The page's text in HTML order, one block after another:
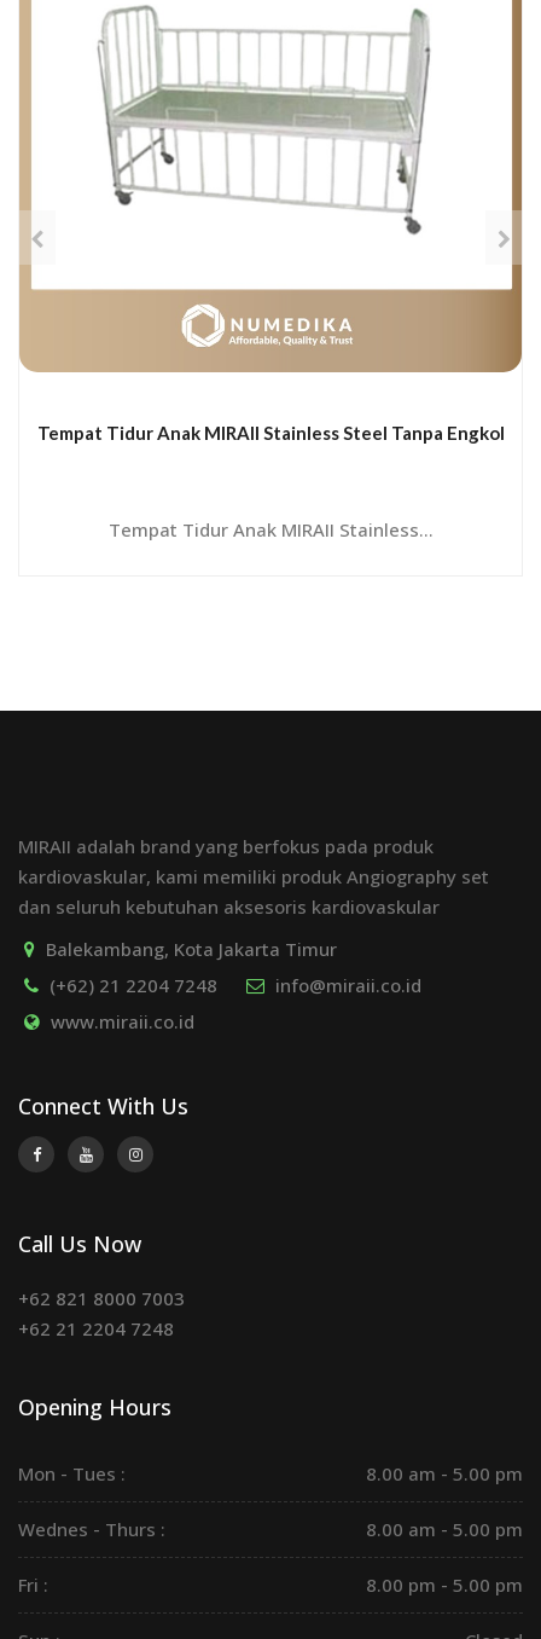
Tempat Tidur Anak MIRAII Stainless Steel Tanpa Engkol
Tempat Tidur Anak MIRAII Stainless...
MIRAII adalah brand yang berfokus pada produk
kardiovaskular, kami memiliki produk Angiography set
dan seluruh kebutuhan aksesoris kardiovaskular
Balekambang, Kota Jakarta Timur
(+62) 21 2204 7248
info@miraii.co.id
www.miraii.co.id
Connect With Us
Call Us Now
+62 821 8000 7003
+62 21 2204 7248
Opening Hours
Mon - Tues : 8.00 am - 5.00 pm
Wednes - Thurs : 8.00 am - 5.00 pm
Fri : 8.00 pm - 5.00 pm